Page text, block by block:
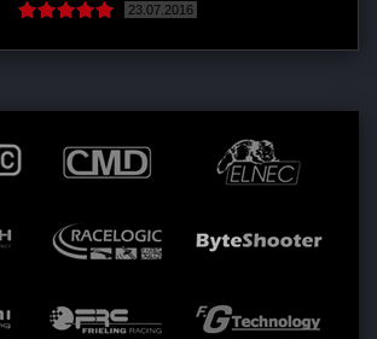
23.07.2016